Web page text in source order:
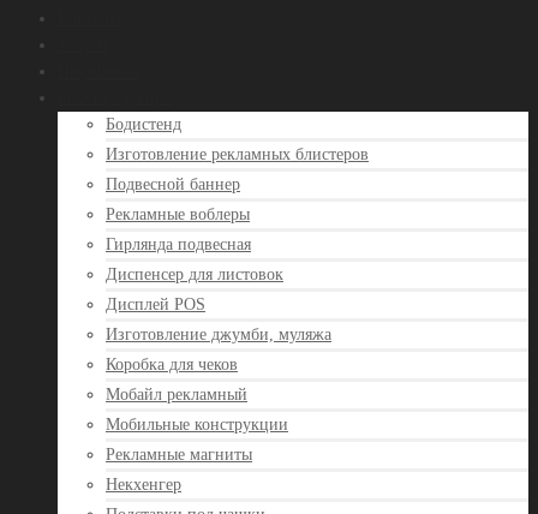
Бодистенд
Изготовление рекламных блистеров
Подвесной баннер
Рекламные воблеры
Гирлянда подвесная
Диспенсер для листовок
Дисплей POS
Изготовление джумби, муляжа
Коробка для чеков
Мобайл рекламный
Мобильные конструкции
Рекламные магниты
Некхенгер